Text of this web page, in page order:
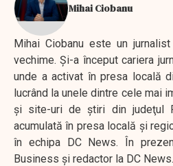
Mihai Ciobanu
Mihai Ciobanu este un
vechime. Şi-a început cariera
unde a activat în presa locală
lucrând la unele dintre cele mai
şi site-uri de ştiri din judeţul
acumulată în presa locală şi
în echipa DC News. În
Business şi redactor la DC News.